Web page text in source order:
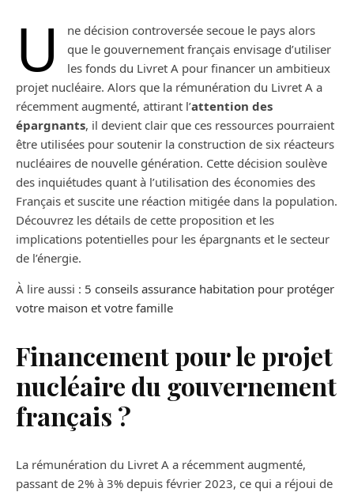
U
ne décision controversée secoue le pays alors
que le gouvernement français envisage d’utiliser
les fonds du Livret A pour financer un ambitieux
projet nucléaire. Alors que la rémunération du Livret A a
récemment augmenté, attirant l’attention des
épargnants, il devient clair que ces ressources pourraient
être utilisées pour soutenir la construction de six réacteurs
nucléaires de nouvelle génération. Cette décision soulève
des inquiétudes quant à l’utilisation des économies des
Français et suscite une réaction mitigée dans la population.
Découvrez les détails de cette proposition et les
implications potentielles pour les épargnants et le secteur
de l’énergie.
À lire aussi : 5 conseils assurance habitation pour protéger
votre maison et votre famille
Financement pour le projet
nucléaire du gouvernement
français ?
La rémunération du Livret A a récemment augmenté,
passant de 2% à 3% depuis février 2023, ce qui a réjoui de